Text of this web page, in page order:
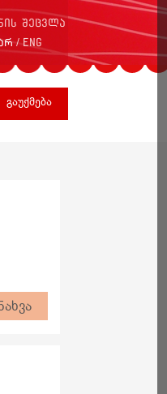
შეცვლა
/ENG
გაუქმება